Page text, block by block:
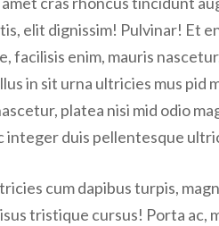
elit dignissim! Pulvinar! Et
facilisis enim, mauris
in sit urna ultricies mus pid
platea nisi mid odio
integer duis pellentesque
cum dapibus turpis,
tristique cursus! Porta ac,